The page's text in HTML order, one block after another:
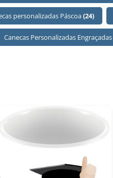
personalizadas Páscoa(24)
Canecas Personalizadas Engraçadas